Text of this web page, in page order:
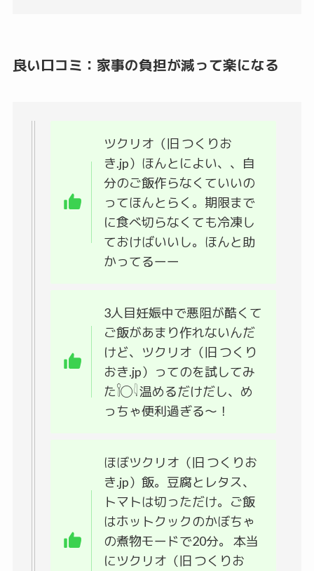
良い口コミ：家事の負担が減って楽になる
ツクリオ（旧 つくりお
き.jp）ほんとによい、、自
分のご飯作らなくていいの
ってほんとらく。期限まで
に食べ切らなくても冷凍し
ておけばいいし。ほんと助
かってるーー
3人目妊娠中で悪阻が酷くて
ご飯があまり作れないんだ
けど、ツクリオ（旧 つくり
おき.jp）ってのを試してみ
た𓌉◯𓇋 温めるだけだし、め
っちゃ便利過ぎる〜！
ほぼツクリオ（旧 つくりお
き.jp）飯。豆腐とレタス、
トマトは切っただけ。ご飯
はホットクックのかぼちゃ
の煮物モードで20分。 本当
にツクリオ（旧 つくりお